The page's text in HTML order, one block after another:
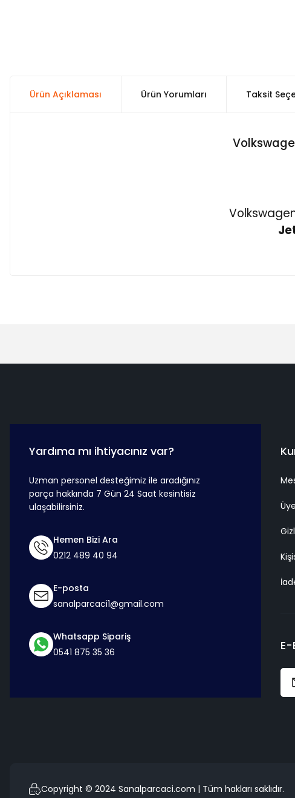
Ürün Açıklaması Ürün Yorumları Taksit
Yardıma mı ihtiyacınız var?
Uzman personel desteğimiz ile aradığınız
parça hakkında 7 Gün 24 Saat kesintisiz
ulaşabilirsiniz.
Hemen Bizi Ara
0212 489 40 94
E-posta
sanalparcaci1@gmail.com
Whatsapp Sipariş
0541 875 35 36
Copyright © 2024 Sanalparcaci.com | Tüm hakları saklıdır.